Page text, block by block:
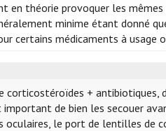
en théorie provoquer les
minime étant donné
certains médicaments à usage
corticostéroïdes +
de bien les secouer
le port de lentilles de